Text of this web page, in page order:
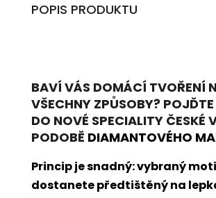
POPIS PRODUKTU
BAVÍ VÁS DOMÁCÍ TVOŘENÍ
VŠECHNY ZPŮSOBY?
DO NOVÉ SPECIALITY ČESKÉ
PODOBĚ DIAMANTOVÉHO
Princip je snadný: vybraný
dostanete předtištěný na